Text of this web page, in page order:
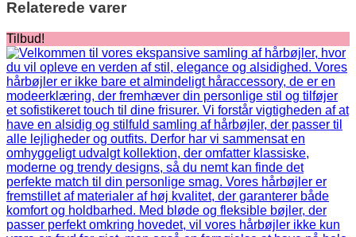
Relaterede varer
Tilbud!